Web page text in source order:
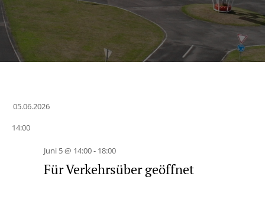
05.06.2026
wählen.
14:00
Juni 5 @ 14:00- 18:00
Für Verkehrsüber geöffnet